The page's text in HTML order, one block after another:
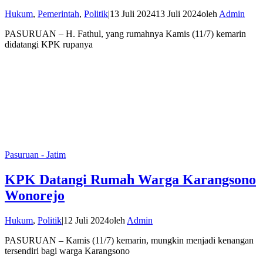
Hukum, Pemerintah, Politik|13 Juli 202413 Juli 2024oleh Admin
PASURUAN – H. Fathul, yang rumahnya Kamis (11/7) kemarin
didatangi KPK rupanya
Pasuruan - Jatim
KPK Datangi Rumah Warga Karangsono
Wonorejo
Hukum, Politik|12 Juli 2024oleh Admin
PASURUAN – Kamis (11/7) kemarin, mungkin menjadi kenangan
tersendiri bagi warga Karangsono